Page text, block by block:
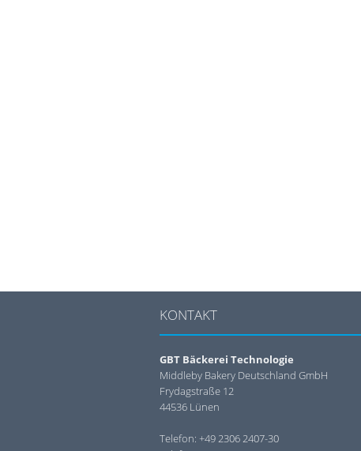
KONTAKT
GBT Bäckerei Technologie
Middleby Bakery Deutschland GmbH
Frydagstraße 12
44536 Lünen
Telefon: +49 2306 2407-30